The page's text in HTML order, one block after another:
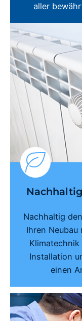
aller
Nachhaltig
Ihren
Installation
einen